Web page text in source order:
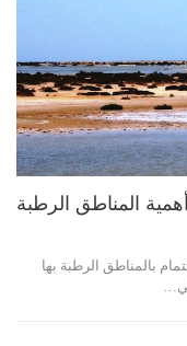
المناطق الرطبة
بالمناطق الرطبة بها